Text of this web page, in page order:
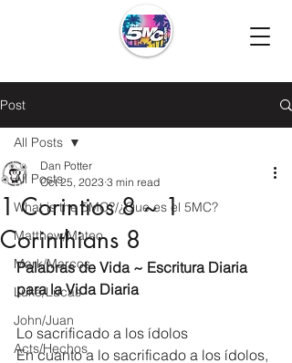
Post
All Posts
What is the 5MC?/¿Que es el 5MC?
Matthew/Mateo
Mark/Marcos
Luke/Lucas
John/Juan
Acts/Hechos
All Posts
1 Corintios 8 ~ 1
Corinthians 8
Dan Potter
Oct 25, 2023 3 min read
Palabras de Vida ~ Escritura Diaria
para la Vida Diaria
Lo sacrificado a los ídolos
En cuanto a lo sacrificado a los ídolos,